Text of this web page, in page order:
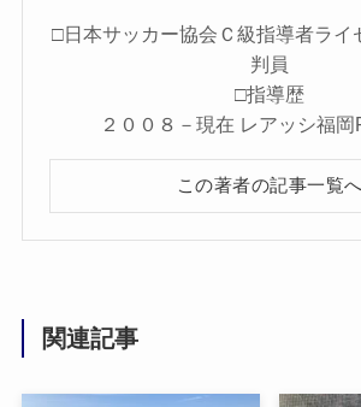
□日本サッカー協会Ｃ級指導者ライ
判員
□指導歴
２００８－現在 レアッシ福
この著者の記事一覧へ
関連記事